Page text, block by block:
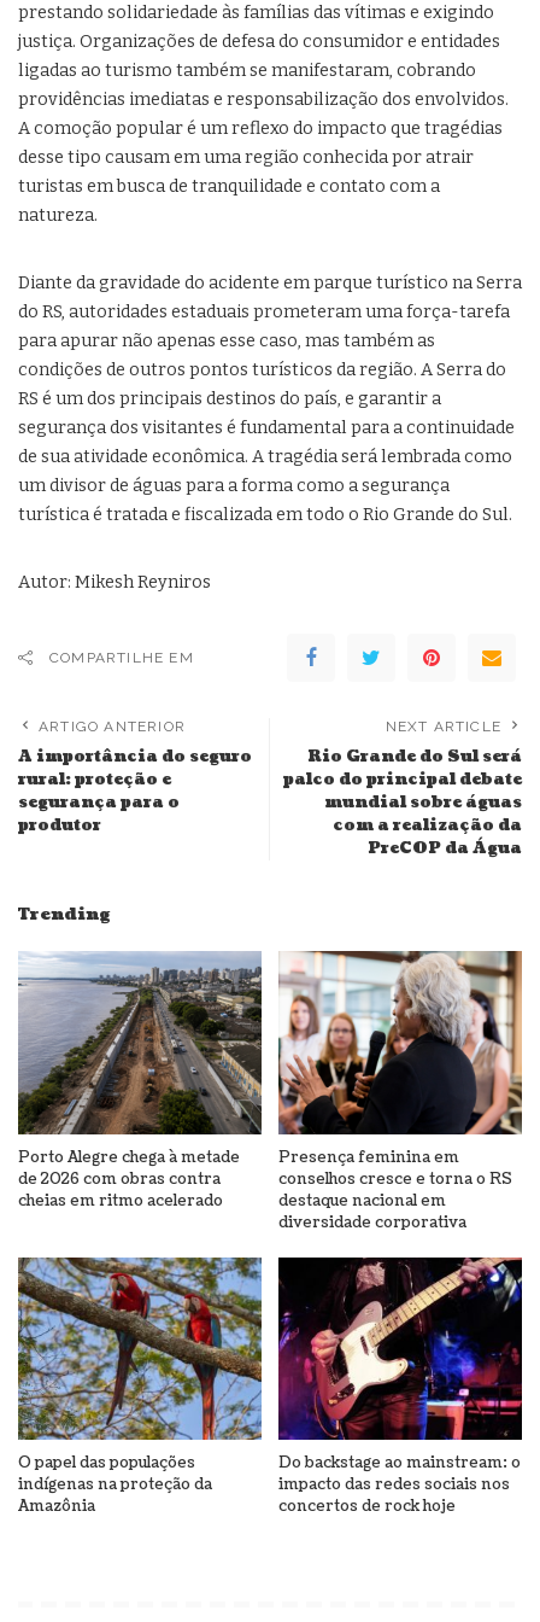
prestando solidariedade às famílias das vítimas e exigindo
justiça. Organizações de defesa do consumidor e entidades
ligadas ao turismo também se manifestaram, cobrando
providências imediatas e responsabilização dos envolvidos.
A comoção popular é um reflexo do impacto que tragédias
desse tipo causam em uma região conhecida por atrair
turistas em busca de tranquilidade e contato com a
natureza.
Diante da gravidade do acidente em parque turístico na Serra
do RS, autoridades estaduais prometeram uma força-tarefa
para apurar não apenas esse caso, mas também as
condições de outros pontos turísticos da região. A Serra do
RS é um dos principais destinos do país, e garantir a
segurança dos visitantes é fundamental para a continuidade
de sua atividade econômica. A tragédia será lembrada como
um divisor de águas para a forma como a segurança
turística é tratada e fiscalizada em todo o Rio Grande do Sul.
Autor: Mikesh Reyniros
COMPARTILHE EM
ARTIGO ANTERIOR
A importância do seguro
rural: proteção e
segurança para o
produtor
NEXT ARTICLE
Rio Grande do Sul será
palco do principal debate
mundial sobre águas
com a realização da
PreCOP da Água
Trending
Porto Alegre chega à metade
de 2026 com obras contra
cheias em ritmo acelerado
Presença feminina em
conselhos cresce e torna o RS
destaque nacional em
diversidade corporativa
O papel das populações
indígenas na proteção da
Amazônia
Do backstage ao mainstream: o
impacto das redes sociais nos
concertos de rock hoje